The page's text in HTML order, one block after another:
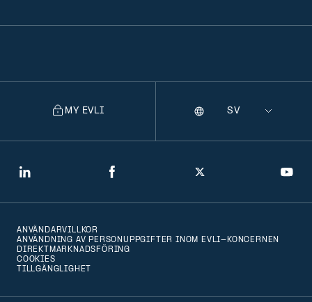
LinkedIn Facebook Twitter
MY EVLI
Selecting
that
the
Språk
ANVÄNDARVILLKOR
ANVÄNDNING AV PERSONUPPGIFTER INOM EVLI-KONCERNEN
DIREKTMARKNADSFÖRING
COOKIES
TILLGÄNGLIGHET